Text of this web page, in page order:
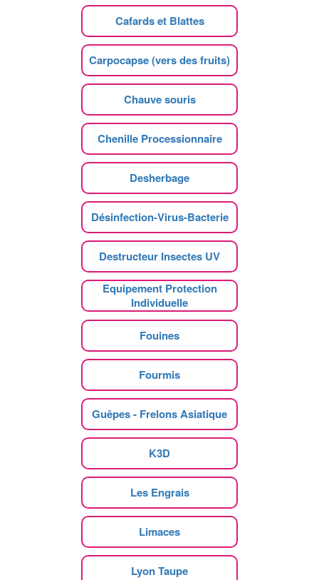
Cafards et Blattes
Carpocapse (vers des fruits)
Chauve souris
Chenille Processionnaire
Desherbage
Désinfection-Virus-Bacterie
Destructeur Insectes UV
Equipement Protection
Individuelle
Fouines
Fourmis
Guêpes - Frelons Asiatique
K3D
Les Engrais
Limaces
Lyon Taupe